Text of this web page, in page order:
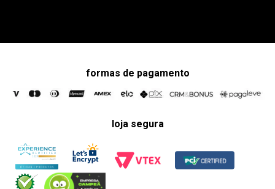
formas de pagamento
loja segura